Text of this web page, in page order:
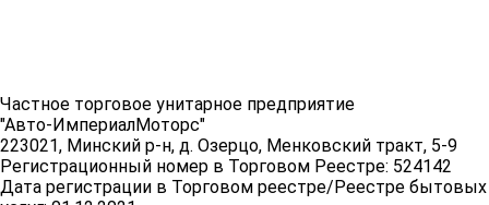
Частное торговое унитарное предприятие
"Авто-ИмпериалМоторс"
223021, Минский р-н, д. Озерцо, Менковский тракт, 5-9
Регистрационный номер в Торговом Реестре: 524142
Дата регистрации в Торговом реестре/Реестре бытовых